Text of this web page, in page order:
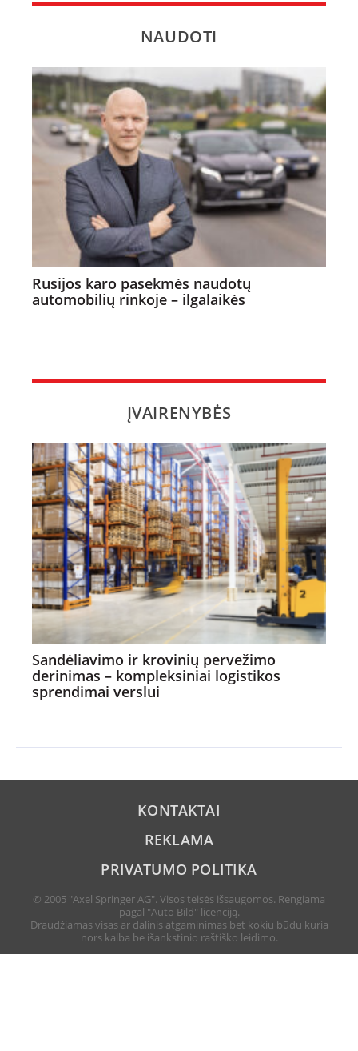
NAUDOTI
Rusijos karo pasekmės naudotų
automobilių rinkoje – ilgalaikės
ĮVAIRENYBĖS
Sandėliavimo ir krovinių pervežimo
derinimas – kompleksiniai logistikos
sprendimai verslui
KONTAKTAI
REKLAMA
PRIVATUMO POLITIKA
© 2005 "Axel Springer AG". Visos teisės išsaugomos. Rengiama
pagal "Auto Bild" licenciją.
Draudžiamas visas ar dalinis atgaminimas bet kokiu būdu kuria
nors kalba be išankstinio raštiško leidimo.